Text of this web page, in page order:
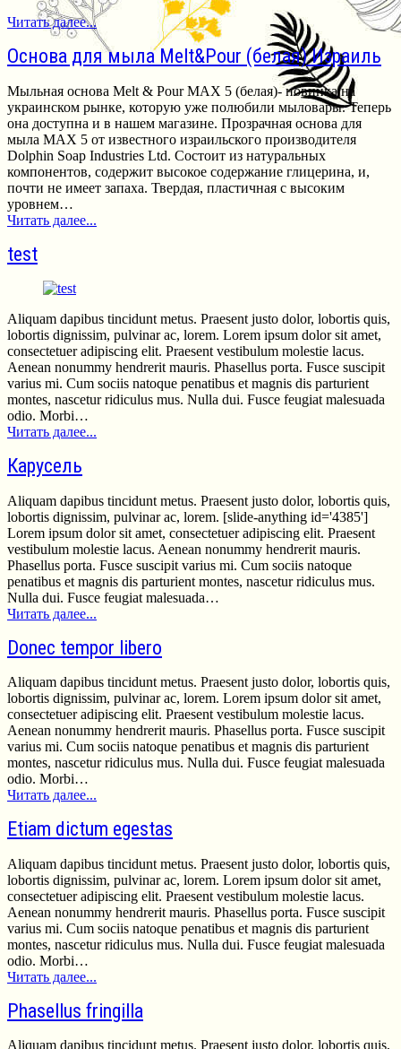
Читать далее...
Основа для мыла Melt&Pour (белая) Израиль
Мыльная основа Melt & Pour MAX 5 (белая)- новинка на
украинском рынке, которую уже полюбили мыловары. Теперь
она доступна и в нашем магазине. Прозрачная основа для
мыла MAX 5 от известного израильского производителя
Dolphin Soap Industries Ltd. Состоит из натуральных
компонентов, содержит высокое содержание глицерина, и,
почти не имеет запаха. Твердая, пластичная с высоким
уровнем…
Читать далее...
test
Aliquam dapibus tincidunt metus. Praesent justo dolor, lobortis quis,
lobortis dignissim, pulvinar ac, lorem. Lorem ipsum dolor sit amet,
consectetuer adipiscing elit. Praesent vestibulum molestie lacus.
Aenean nonummy hendrerit mauris. Phasellus porta. Fusce suscipit
varius mi. Cum sociis natoque penatibus et magnis dis parturient
montes, nascetur ridiculus mus. Nulla dui. Fusce feugiat malesuada
odio. Morbi…
Читать далее...
Карусель
Aliquam dapibus tincidunt metus. Praesent justo dolor, lobortis quis,
lobortis dignissim, pulvinar ac, lorem. [slide-anything id='4385']
Lorem ipsum dolor sit amet, consectetuer adipiscing elit. Praesent
vestibulum molestie lacus. Aenean nonummy hendrerit mauris.
Phasellus porta. Fusce suscipit varius mi. Cum sociis natoque
penatibus et magnis dis parturient montes, nascetur ridiculus mus.
Nulla dui. Fusce feugiat malesuada…
Читать далее...
Donec tempor libero
Aliquam dapibus tincidunt metus. Praesent justo dolor, lobortis quis,
lobortis dignissim, pulvinar ac, lorem. Lorem ipsum dolor sit amet,
consectetuer adipiscing elit. Praesent vestibulum molestie lacus.
Aenean nonummy hendrerit mauris. Phasellus porta. Fusce suscipit
varius mi. Cum sociis natoque penatibus et magnis dis parturient
montes, nascetur ridiculus mus. Nulla dui. Fusce feugiat malesuada
odio. Morbi…
Читать далее...
Etiam dictum egestas
Aliquam dapibus tincidunt metus. Praesent justo dolor, lobortis quis,
lobortis dignissim, pulvinar ac, lorem. Lorem ipsum dolor sit amet,
consectetuer adipiscing elit. Praesent vestibulum molestie lacus.
Aenean nonummy hendrerit mauris. Phasellus porta. Fusce suscipit
varius mi. Cum sociis natoque penatibus et magnis dis parturient
montes, nascetur ridiculus mus. Nulla dui. Fusce feugiat malesuada
odio. Morbi…
Читать далее...
Phasellus fringilla
Aliquam dapibus tincidunt metus. Praesent justo dolor, lobortis quis,